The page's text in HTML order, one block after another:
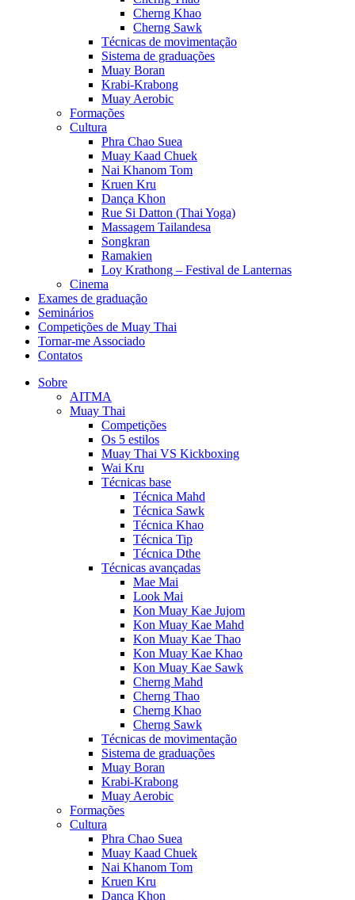
Cherng Khao
Cherng Sawk
Técnicas de movimentação
Sistema de graduações
Muay Boran
Krabi-Krabong
Muay Aerobic
Formações
Cultura
Phra Chao Suea
Muay Kaad Chuek
Nai Khanom Tom
Kruen Kru
Dança Khon
Rue Si Datton (Thai Yoga)
Massagem Tailandesa
Songkran
Ramakien
Loy Krathong – Festival de Lanternas
Cinema
Exames de graduação
Seminários
Competições de Muay Thai
Tornar-me Associado
Contatos
Sobre
AITMA
Muay Thai
Competições
Os 5 estilos
Muay Thai VS Kickboxing
Wai Kru
Técnicas base
Técnica Mahd
Técnica Sawk
Técnica Khao
Técnica Tip
Técnica Dthe
Técnicas avançadas
Mae Mai
Look Mai
Kon Muay Kae Jujom
Kon Muay Kae Mahd
Kon Muay Kae Thao
Kon Muay Kae Khao
Kon Muay Kae Sawk
Cherng Mahd
Cherng Thao
Cherng Khao
Cherng Sawk
Técnicas de movimentação
Sistema de graduações
Muay Boran
Krabi-Krabong
Muay Aerobic
Formações
Cultura
Phra Chao Suea
Muay Kaad Chuek
Nai Khanom Tom
Kruen Kru
Dança Khon